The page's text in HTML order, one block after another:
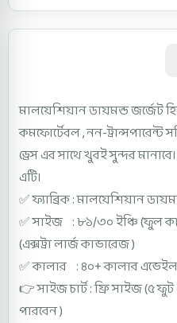
মালয়েশিয়ান ডায়মন্ড জর্জেট
কমফোর্টেবল , নন-
ড্রেস এর সাথে খুবই সুন্দর
এটি।
✅ ফ্যাব্রিক : মালয়েশিয়ান
✅ সাইজ : ৮১/৩০ ইঞ্চি (ফুল
(এক্সট্রা লার্জ কাভারেজ )
✅ কালার : ৪০+ কালার
👉 সাইজ চার্ট : ফ্রি সাইজ (৫
পারবেন )